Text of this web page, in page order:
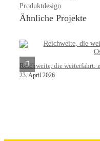
Produktdesign
Ähnliche Projekte
Reichweite, die weiterfährt:
23. April 2026